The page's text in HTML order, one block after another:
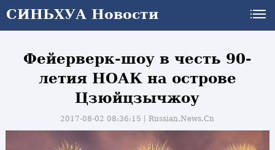
СИНЬХУА Новости
Фейерверк-шоу в честь 90-
летия НОАК на острове
Цзюйцзычжоу
2017-08-02 08:36:15丨Russian.News.Cn